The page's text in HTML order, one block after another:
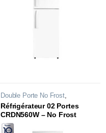
Double Porte No Frost,
Réfrigérateurs
Réfrigérateur 02 Portes
CRDN560W – No Frost